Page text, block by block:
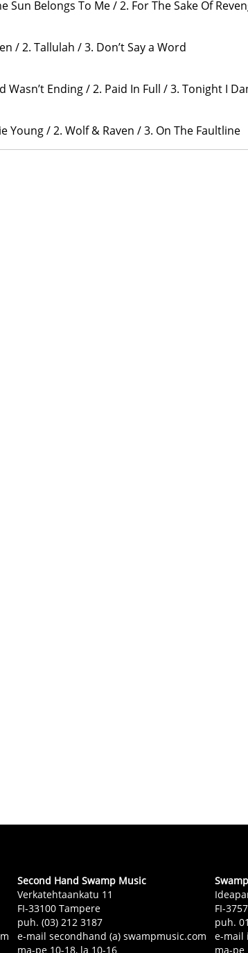
Sun Belongs To Me / 2. For The Sake Of
/ 2. Tallulah / 3. Don’t Say a Word
Wasn’t Ending / 2. Paid In Full / 3. Tonight I
Young / 2. Wolf & Raven / 3. On The Faultline
Second Hand Swamp Music
Verkatehtaankatu 11
FI-33100 Tampere
puh. (03) 212 3187
e-mail secondhand (a) swampmusic.com
ma-pe 10-18, la 10-16
FI-
puh.
e-mail
ma-pe